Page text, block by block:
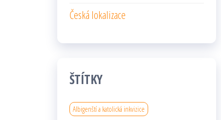
Česká lokalizace
ŠTÍTKY
Albigenští a katolická inkvizice